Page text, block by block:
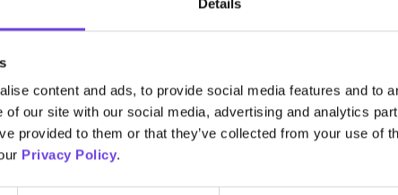
Details
content and ads, to provide social media features and to
of our site with our social media, advertising and analytics
provided to them or that they’ve collected from your use of
Privacy Policy.
Sie in unseren
akzeptieren
Informationen
Marketing-